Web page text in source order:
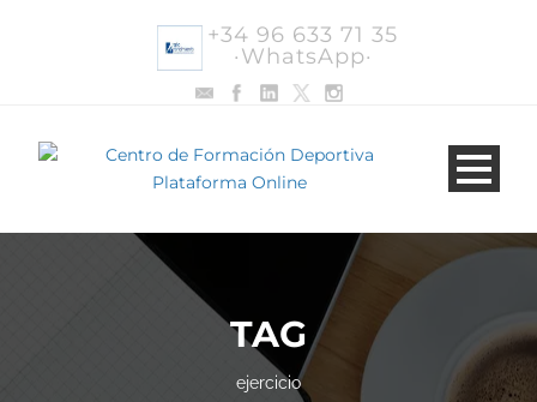
+34 96 633 71 35
·WhatsApp·
TAG
ejercicio